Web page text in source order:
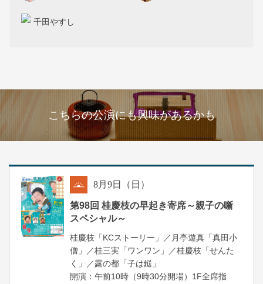
千田やすし
こちらの公演にも興味があるかも
8月9日（日）
第98回 桂慶枝の早起き寄席～親子の噺
スペシャル～
桂慶枝「KCストーリー」／月亭遊真「真田小
僧」／桂三実「ワンワン」／桂慶枝「せんた
く」／露の都「子は鎹」
開演：午前10時（9時30分開場）1F全席指